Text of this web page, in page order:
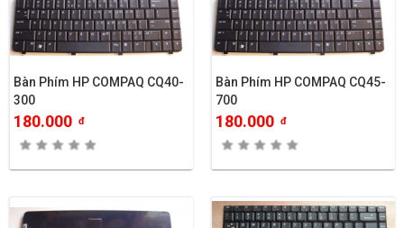
Bàn Phím HP COMPAQ CQ40-
300
180.000 đ
Bàn Phím HP COMPAQ CQ45-
700
180.000 đ